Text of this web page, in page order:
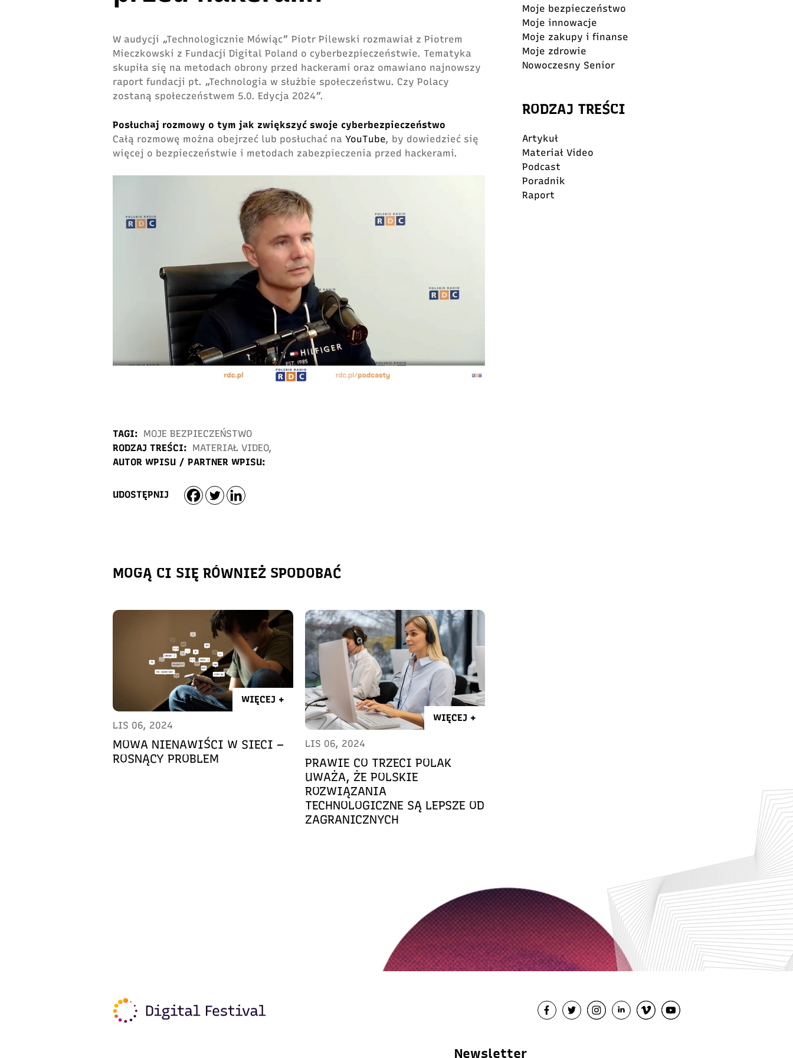
W audycji „Technologicznie Mówiąc” Piotr Pilewski rozmawiał z Piotrem
Mieczkowski z Fundacji Digital Poland o cyberbezpieczeństwie. Tematyka
skupiła się na metodach obrony przed hackerami oraz omawiano najnowszy
raport fundacji pt. „Technologia w służbie społeczeństwu. Czy Polacy
zostaną społeczeństwem 5.0. Edycja 2024”.
Posłuchaj rozmowy o tym jak zwiększyć swoje cyberbezpieczeństwo
Całą rozmowę można obejrzeć lub posłuchać na YouTube, by dowiedzieć się
więcej o bezpieczeństwie i metodach zabezpieczenia przed hackerami.
TAGI: MOJE BEZPIECZEŃSTWO
RODZAJ TREŚCI: MATERIAŁ VIDEO,
AUTOR WPISU / PARTNER WPISU:
UDOSTĘPNIJ
MOGĄ CI SIĘ RÓWNIEŻ SPODOBAĆ
WIĘCEJ +
LIS 06, 2024
MOWA NIENAWIŚCI W SIECI –
ROSNĄCY PROBLEM
WIĘCEJ +
LIS 06, 2024
PRAWIE CO TRZECI POLAK
UWAŻA, ŻE POLSKIE
ROZWIĄZANIA
TECHNOLOGICZNE SĄ LEPSZE OD
ZAGRANICZNYCH
Moje bezpieczeństwo
Moje innowacje
Moje zakupy i finanse
Moje zdrowie
Nowoczesny Senior
RODZAJ TREŚCI
Artykuł
Materiał Video
Podcast
Poradnik
Raport
Newsletter